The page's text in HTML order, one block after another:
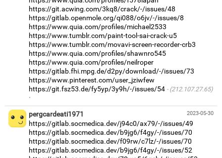
https://git.acwing.com/3kq8/crack/-/issues/48
https://gitlab.openmole.org/qi088/o6jv/-/issues/8
https://www.quia.com/profiles/michael2533
https://www.tumblr.com/paint-tool-sai-crack-u5
https://www.tumblr.com/movavi-screen-recorder-crb3
https://www.quia.com/profiles/shawnro545
https://www.quia.com/profiles/neilroper
https://gitlab.fhi.mpg.de/d2py/download/-/issues/73
https://www.pinterest.com/user_jziwfew
https://git.fsz53.de/fy5yp/3y9h/-/issues/54
(212.107.27.65)
·
2023-05-30
pergcardeati1971
https://gitlab.socmedica.dev/j94c0/ax79/-/issues/49
https://gitlab.socmedica.dev/b9jg6/f4gy/-/issues/70
https://gitlab.socmedica.dev/f09rw/c7lz/-/issues/70
https://gitlab.socmedica.dev/b9jg6/f4gy/-/issues/52